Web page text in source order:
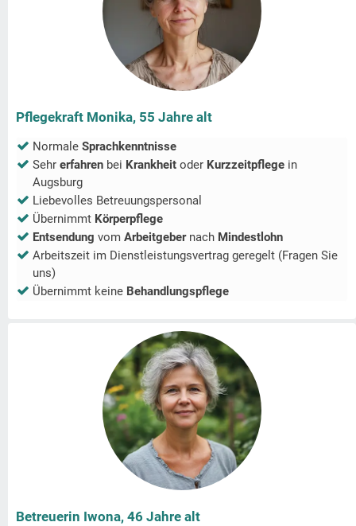
Pflegekraft Monika, 55 Jahre alt
Normale Sprachkenntnisse
Sehr erfahren bei Krankheit oder Kurzzeitpflege in
Augsburg
Liebevolles Betreuungspersonal
Übernimmt Körperpflege
Entsendung vom Arbeitgeber nach Mindestlohn
Arbeitszeit im Dienstleistungsvertrag geregelt (Fragen Sie
uns)
Übernimmt keine Behandlungspflege
Betreuerin Iwona, 46 Jahre alt